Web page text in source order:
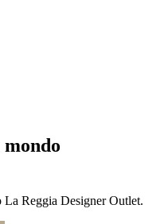
La Reggia Designer Outlet.